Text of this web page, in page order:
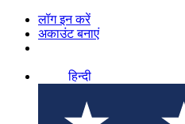
लॉग इन करें
अकाउंट बनाएं
हिन्दी